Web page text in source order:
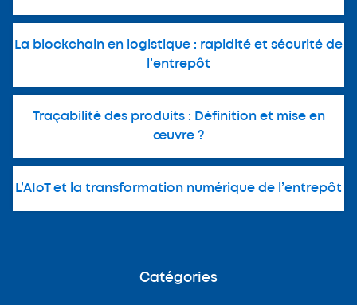
La blockchain en logistique : rapidité et sécurité de
l’entrepôt
Traçabilité des produits : Définition et mise en
œuvre ?
L’AIoT et la transformation numérique de l’entrepôt
Catégories